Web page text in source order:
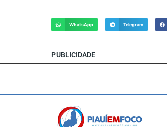
WhatsApp Telegram
PUBLICIDADE